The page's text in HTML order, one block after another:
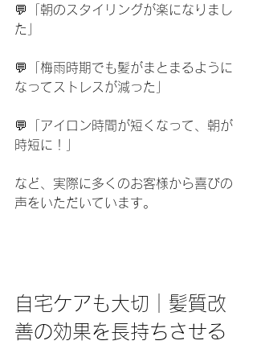
💬「朝のスタイリングが楽になりまし
た」
💬「梅雨時期でも髪がまとまるように
なってストレスが減った」
💬「アイロン時間が短くなって、朝が
時短に！」
など、実際に多くのお客様から喜びの
声をいただいています。
自宅ケアも大切｜髪質改
善の効果を長持ちさせる